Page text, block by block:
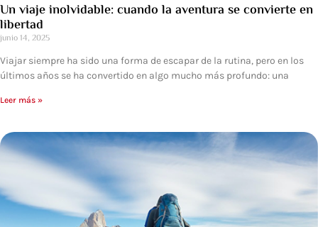
Un viaje inolvidable: cuando la aventura se convierte en
libertad
junio 14, 2025
Viajar siempre ha sido una forma de escapar de la rutina, pero en los
últimos años se ha convertido en algo mucho más profundo: una
Leer más »